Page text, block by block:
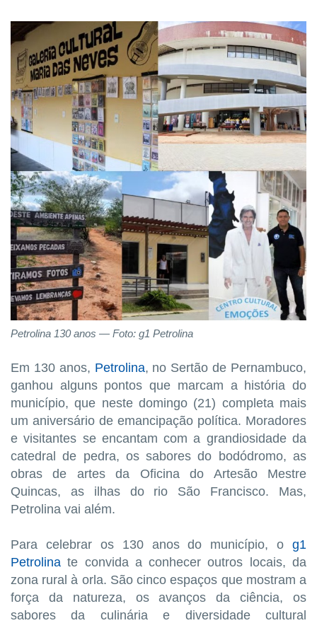
Petrolina 130 anos — Foto: g1 Petrolina
Em 130 anos, Petrolina, no Sertão de Pernambuco,
ganhou alguns pontos que marcam a história do
município, que neste domingo (21) completa mais
um aniversário de emancipação política. Moradores
e visitantes se encantam com a grandiosidade da
catedral de pedra, os sabores do bodódromo, as
obras de artes da Oficina do Artesão Mestre
Quincas, as ilhas do rio São Francisco. Mas,
Petrolina vai além.
Para celebrar os 130 anos do município, o g1
Petrolinate convida a conhecer outros locais, da
zona rural à orla. São cinco espaços que mostram a
força da natureza, os avanços da ciência, os
sabores da culinária e diversidade cultural